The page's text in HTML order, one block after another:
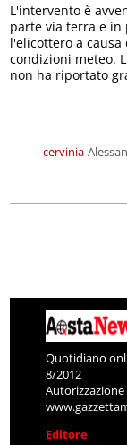
cervinia
L'intervento è
parte via terra e in
l'elicottero a causa
condizioni meteo.
non ha riportato
Quotidiano
8/2012
Editore